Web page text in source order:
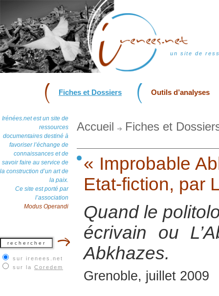
un site de
Fiches et Dossiers Outils d’analyses
Irénées.net est un site de
ressources
documentaires destiné à
favoriser l’échange de
connaissances et de
savoir faire au service de
la construction d’un art de
la paix.
Ce site est porté par
l’association
Modus Operandi
sur irenees.net
sur la Coredem
Accueil Fiches et
« Improbable
Etat-fiction, par
Quand le
écrivain ou
Abkhazes.
Grenoble, juillet 2009